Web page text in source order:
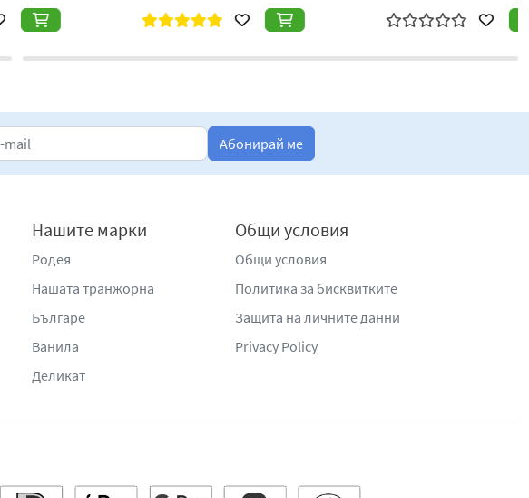
Абонирай ме
Нашите марки
Родея
Нашата транжорна
Българе
Ванила
Деликат
Общи условия
Общи условия
Политика за бисквитките
Защита на личните данни
Privacy Policy